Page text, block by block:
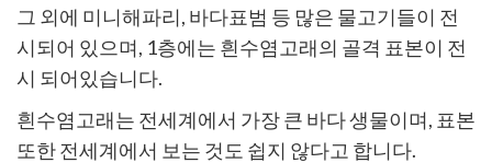
그 외에 미니해파리, 바다표범 등 많은 물고기들이 전
시되어 있으며, 1층에는 흰수염고래의 골격 표본이 전
시 되어있습니다.
흰수염고래는 전세계에서 가장 큰 바다 생물이며, 표본
또한 전세계에서 보는 것도 쉽지 않다고 합니다.